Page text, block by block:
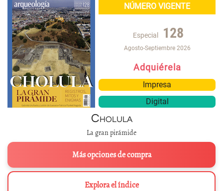
NÚMERO VIGENTE
Especial 128
Agosto-Septiembre 2026
Adquiérela
Impresa
Digital
Cholula
La gran pirámide
Más opciones de compra
Explora el índice